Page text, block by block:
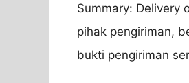
Summary: Delivery
pihak pengiriman,
bukti pengiriman